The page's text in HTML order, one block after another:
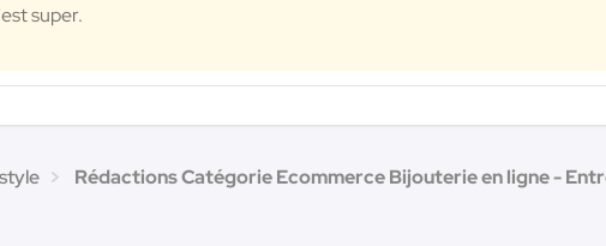
super.
Rédactions Catégorie Ecommerce Bijouterie en ligne -